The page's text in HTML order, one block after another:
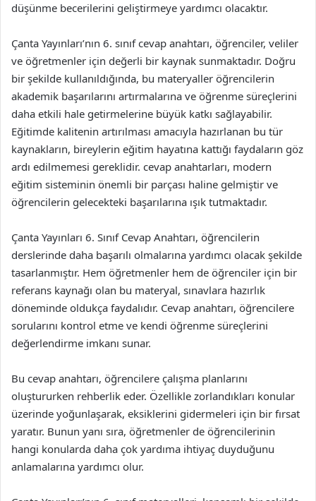
düşünme becerilerini geliştirmeye yardımcı olacaktır.
Çanta Yayınları’nın 6. sınıf cevap anahtarı, öğrenciler, veliler
ve öğretmenler için değerli bir kaynak sunmaktadır. Doğru
bir şekilde kullanıldığında, bu materyaller öğrencilerin
akademik başarılarını artırmalarına ve öğrenme süreçlerini
daha etkili hale getirmelerine büyük katkı sağlayabilir.
Eğitimde kalitenin artırılması amacıyla hazırlanan bu tür
kaynakların, bireylerin eğitim hayatına kattığı faydaların göz
ardı edilmemesi gereklidir. cevap anahtarları, modern
eğitim sisteminin önemli bir parçası haline gelmiştir ve
öğrencilerin gelecekteki başarılarına ışık tutmaktadır.
Çanta Yayınları 6. Sınıf Cevap Anahtarı, öğrencilerin
derslerinde daha başarılı olmalarına yardımcı olacak şekilde
tasarlanmıştır. Hem öğretmenler hem de öğrenciler için bir
referans kaynağı olan bu materyal, sınavlara hazırlık
döneminde oldukça faydalıdır. Cevap anahtarı, öğrencilere
sorularını kontrol etme ve kendi öğrenme süreçlerini
değerlendirme imkanı sunar.
Bu cevap anahtarı, öğrencilere çalışma planlarını
oluştururken rehberlik eder. Özellikle zorlandıkları konular
üzerinde yoğunlaşarak, eksiklerini gidermeleri için bir fırsat
yaratır. Bunun yanı sıra, öğretmenler de öğrencilerinin
hangi konularda daha çok yardıma ihtiyaç duyduğunu
anlamalarına yardımcı olur.